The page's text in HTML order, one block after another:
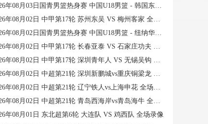
年08月03日国青男篮热身赛 中国U18男篮 - 韩国东国大学 全场录像
年08月02日 中甲第17轮 苏州东吴 VS 梅州客家 全场录像
年08月02日国青男篮热身赛 中国U18男篮 - 纽纳华丁闪电队 全场录像
年08月02日 中甲第17轮 长春亚泰 VS 石家庄功夫 全场录像
年08月02日 中甲第17轮 深圳青年人 VS 无锡吴钩 全场录像
年08月02日 中超第21轮 深圳新鹏城vs重庆铜梁龙 全场录像
年08月02日 中超第21轮 辽宁铁人vs上海申花 全场录像
年08月02日 中超第21轮 青岛西海岸vs青岛海牛 全场录像
年08月01日 东北超第6轮 大连队 VS 鸡西队 全场录像